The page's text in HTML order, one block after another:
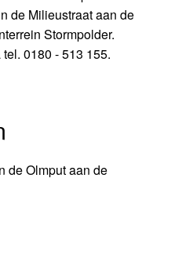
de Milieustraat aan de
Stormpolder.
0180 - 513 155.
de Olmput aan de